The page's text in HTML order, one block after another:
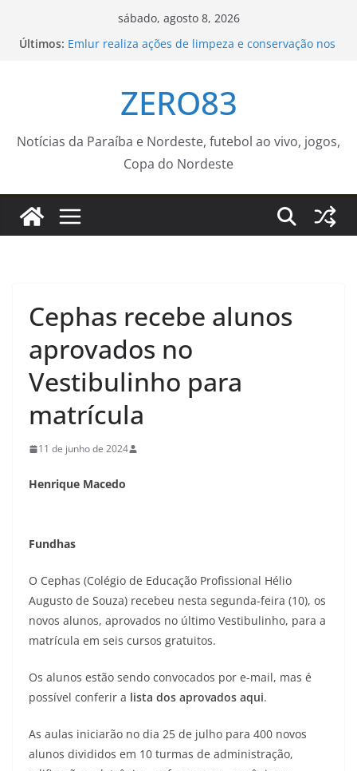
sábado, agosto 8, 2026
Últimos: Emlur realiza ações de limpeza e conservação nos
cemitérios públicos da Capital para o Dia dos Pais
Repertório de Caetano Veloso embala show
Guarda Municipal capacita novos agentes para
atuação na Ronda Maria da Penha – Prefeitura da
Cidade do Rio de Janeiro
ZERO83
Notícias da Paraíba e Nordeste, futebol ao vivo, jogos,
Copa do Nordeste
Cephas recebe alunos
aprovados no
Vestibulinho para
matrícula
11 de junho de 2024
Henrique Macedo
Fundhas
O Cephas (Colégio de Educação Profissional Hélio
Augusto de Souza) recebeu nesta segunda-feira (10), os
novos alunos, aprovados no último Vestibulinho, para a
matrícula em seis cursos gratuitos.
Os alunos estão sendo convocados por e-mail, mas é
possível conferir a lista dos aprovados aqui.
As aulas iniciarão no dia 25 de julho para 400 novos
alunos divididos em 10 turmas de administração,